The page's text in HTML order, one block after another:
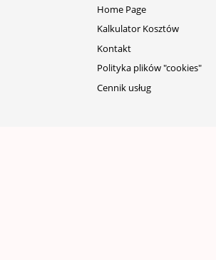
Home Page
Kalkulator Kosztów
Kontakt
Polityka plików "cookies"
Cennik usług